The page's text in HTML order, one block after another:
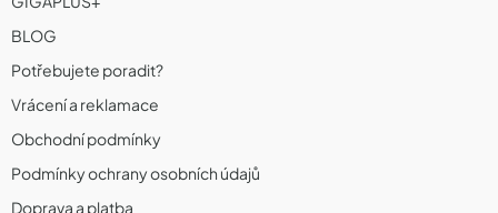
BLOG
Potřebujete poradit?
Vrácení a reklamace
Obchodní podmínky
Podmínky ochrany osobních údajů
Doprava a platba